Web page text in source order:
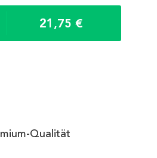
21,75 €
Qualität